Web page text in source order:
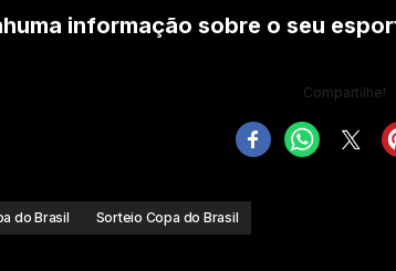
informação sobre o seu
Compartilhe!
do Brasil Sorteio Copa do Brasil